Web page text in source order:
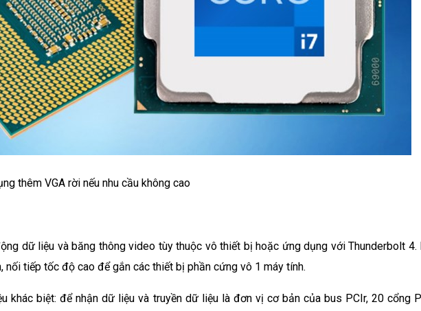
thêm VGA rời nếu nhu cầu không cao
dữ liệu và băng thông video tùy thuộc vô thiết bị hoặc ứng dụng với Thunderbolt 4.
nối tiếp tốc độ cao để gắn các thiết bị phần cứng vô 1 máy tính.
khác biệt: để nhận dữ liệu và truyền dữ liệu là đơn vị cơ bản của bus PCIr, 20 cổng